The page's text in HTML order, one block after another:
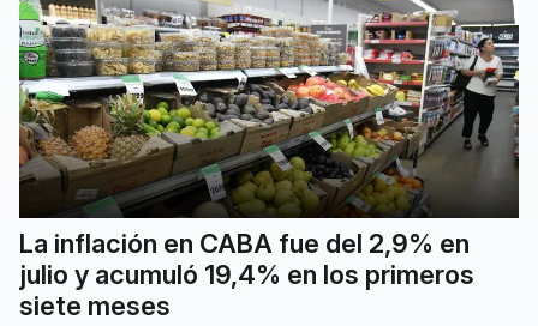
La inflación en CABA fue del 2,9% en
julio y acumuló 19,4% en los primeros
siete meses